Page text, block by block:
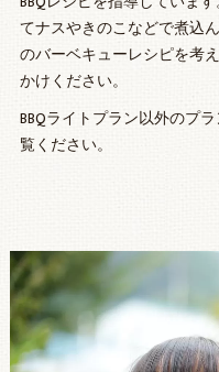
てナスやきのこなどで煮込
のバーベキューレシピを考
かけください。
BBQライトプラン以外のプ
覧ください。